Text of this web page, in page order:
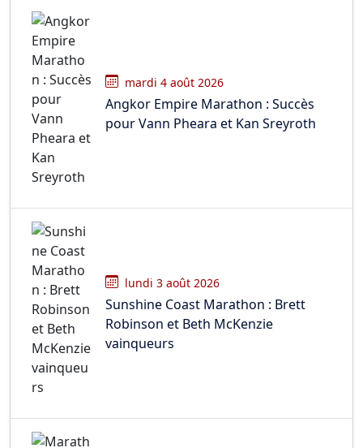
mardi 4 août 2026
Angkor Empire Marathon : Succès
pour Vann Pheara et Kan Sreyroth
lundi 3 août 2026
Sunshine Coast Marathon : Brett
Robinson et Beth McKenzie
vainqueurs